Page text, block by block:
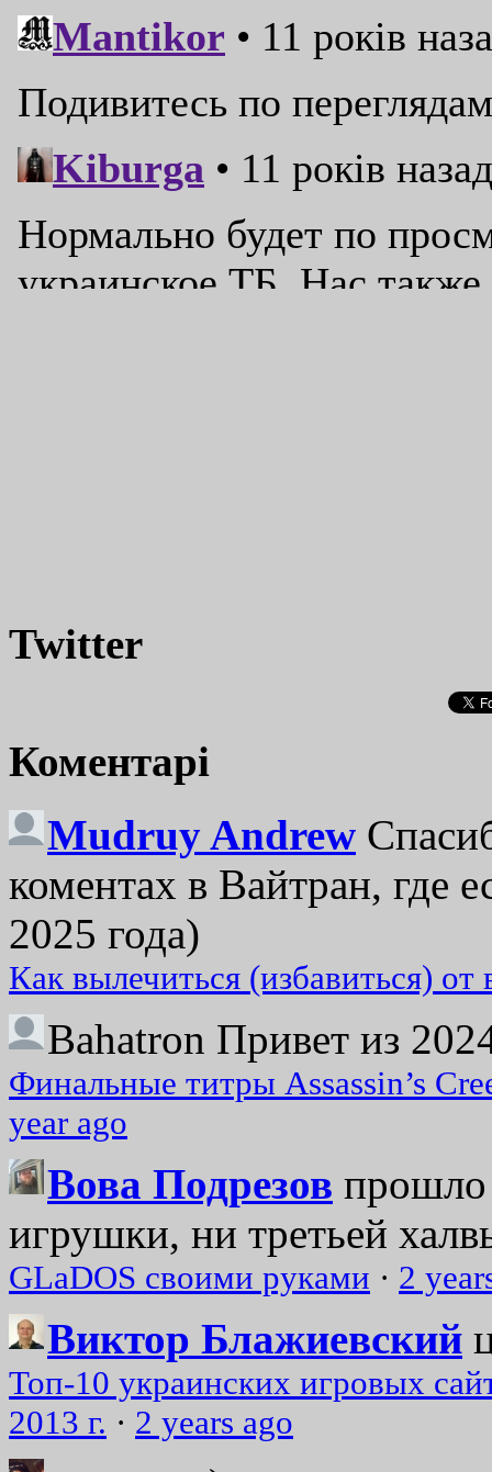
Twitter
Коментарі
Mudruy Andrew
коментах в Вайтран, где
2025 года)
Как вылечиться (избавиться)
Bahatron Привет из
Финальные титры Assassin’s
year ago
Вова Подрезов прошло
игрушки, ни третьей
GLaDOS своими руками · 2
Виктор Блажиевский
Топ-10 украинских игровых
2013 г. · 2 years ago